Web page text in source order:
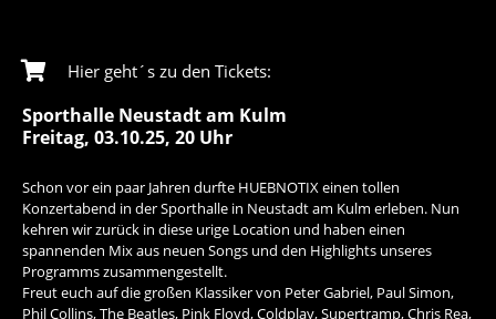
Hier geht´s zu den Tickets:
Sporthalle Neustadt am Kulm
Freitag, 03.10.25, 20 Uhr
Schon vor ein paar Jahren durfte HUEBNOTIX einen tollen
Konzertabend in der Sporthalle in Neustadt am Kulm erleben. Nun
kehren wir zurück in diese urige Location und haben einen
spannenden Mix aus neuen Songs und den Highlights unseres
Programms zusammengestellt.
Freut euch auf die großen Klassiker von Peter Gabriel, Paul Simon,
Phil Collins, The Beatles, Pink Floyd, Coldplay, Supertramp, Chris Rea,